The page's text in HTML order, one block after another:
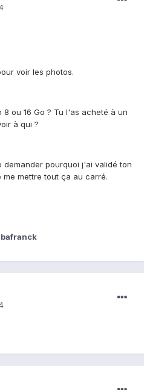
voir les photos.
ou 16 Go ? Tu l'as acheté à un
à qui ?
demander pourquoi j'ai validé ton
mettre tout ça au carré.